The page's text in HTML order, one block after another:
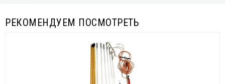
РЕКОМЕНДУЕМ ПОСМОТРЕТЬ